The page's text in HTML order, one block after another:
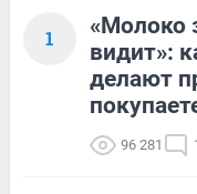
1
«Молоко
видит»:
делают
96 281